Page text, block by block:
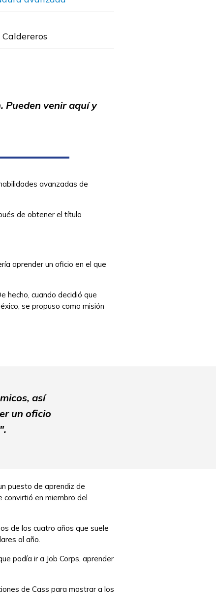
Pueden venir aquí y
avanzadas de
de obtener el título
aprender un oficio en el que
hecho, cuando decidió que
se propuso como misión
así
un oficio
puesto de aprendiz de
convirtió en miembro del
de los cuatro años que suele
al año.
podía ir a Job Corps, aprender
de Cass para mostrar a los